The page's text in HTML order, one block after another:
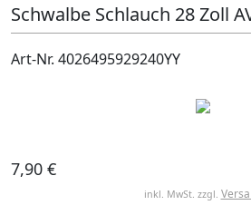
Schwalbe Schlauch 28 Zoll
Art-Nr. 4026495929240YY
7,90 €
inkl. MwSt. zzgl.